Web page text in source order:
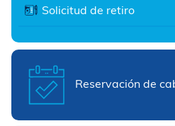
Solicitud de retiro
Reservación de